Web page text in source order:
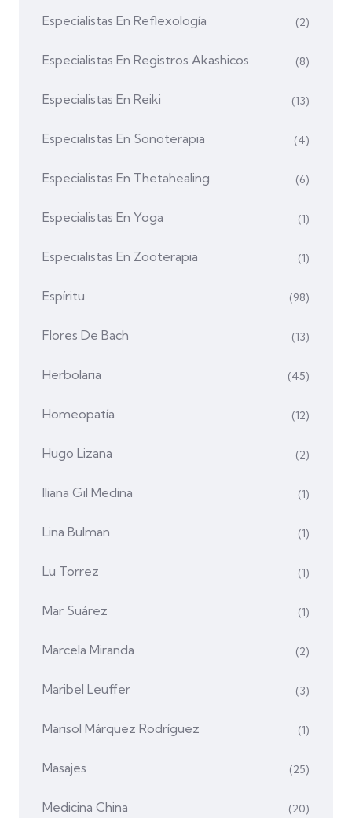
Especialistas En Reflexología (2)
Especialistas En Registros Akashicos (8)
Especialistas En Reiki (13)
Especialistas En Sonoterapia (4)
Especialistas En Thetahealing (6)
Especialistas En Yoga (1)
Especialistas En Zooterapia (1)
Espíritu (98)
Flores De Bach (13)
Herbolaria (45)
Homeopatía (12)
Hugo Lizana (2)
Iliana Gil Medina (1)
Lina Bulman (1)
Lu Torrez (1)
Mar Suárez (1)
Marcela Miranda (2)
Maribel Leuffer (3)
Marisol Márquez Rodríguez (1)
Masajes (25)
Medicina China (20)